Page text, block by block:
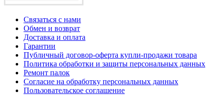
Связаться с нами
Обмен и возврат
Доставка и оплата
Гарантии
Публичный договор-оферта купли-продажи товара
Политика обработки и защиты персональных данных
Ремонт палок
Согласие на обработку персональных данных
Пользовательское соглашение